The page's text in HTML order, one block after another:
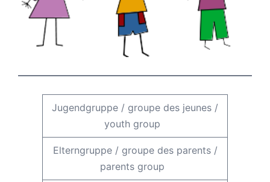
Jugendgruppe / groupe des jeunes /
youth group
Elterngruppe/ groupe des parents/
parents group